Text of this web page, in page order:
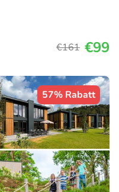
€161 €99
57% Rabatt